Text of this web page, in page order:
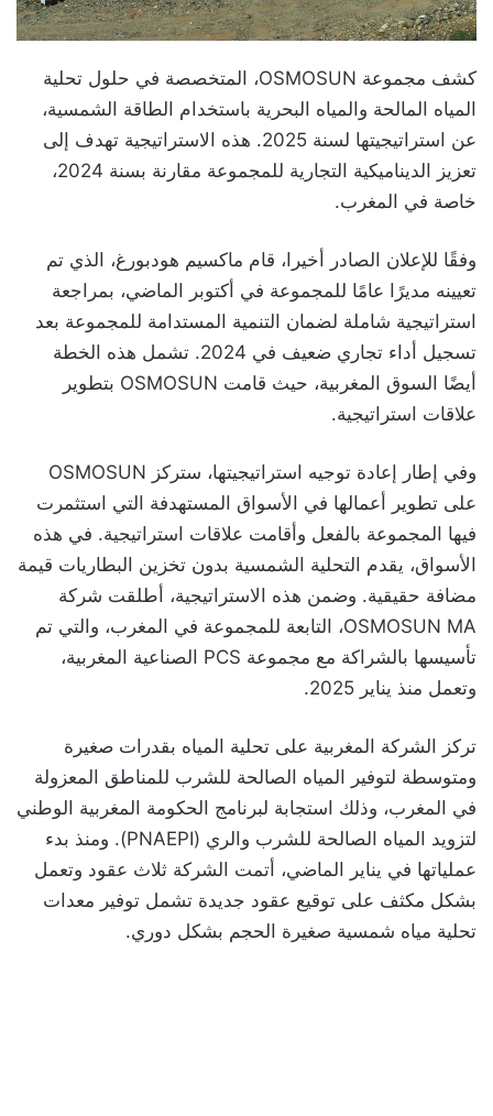
كشف مجموعة OSMOSUN، المتخصصة في حلول تحلية
المياه المالحة والمياه البحرية باستخدام الطاقة الشمسية،
عن استراتيجيتها لسنة 2025. هذه الاستراتيجية تهدف إلى
تعزيز الديناميكية التجارية للمجموعة مقارنة بسنة 2024،
خاصة في المغرب.
وفقًا للإعلان الصادر أخيرا، قام ماكسيم هودبورغ، الذي تم
تعيينه مديرًا عامًا للمجموعة في أكتوبر الماضي، بمراجعة
استراتيجية شاملة لضمان التنمية المستدامة للمجموعة بعد
تسجيل أداء تجاري ضعيف في 2024. تشمل هذه الخطة
أيضًا السوق المغربية، حيث قامت OSMOSUN بتطوير
علاقات استراتيجية.
وفي إطار إعادة توجيه استراتيجيتها، ستركز OSMOSUN
على تطوير أعمالها في الأسواق المستهدفة التي استثمرت
فيها المجموعة بالفعل وأقامت علاقات استراتيجية. في هذه
الأسواق، يقدم التحلية الشمسية بدون تخزين البطاريات قيمة
مضافة حقيقية. وضمن هذه الاستراتيجية، أطلقت شركة
OSMOSUN MA، التابعة للمجموعة في المغرب، والتي تم
تأسيسها بالشراكة مع مجموعة PCS الصناعية المغربية،
وتعمل منذ يناير 2025.
تركز الشركة المغربية على تحلية المياه بقدرات صغيرة
ومتوسطة لتوفير المياه الصالحة للشرب للمناطق المعزولة
في المغرب، وذلك استجابة لبرنامج الحكومة المغربية الوطني
لتزويد المياه الصالحة للشرب والري (PNAEPI). ومنذ بدء
عملياتها في يناير الماضي، أتمت الشركة ثلاث عقود وتعمل
بشكل مكثف على توقيع عقود جديدة تشمل توفير معدات
تحلية مياه شمسية صغيرة الحجم بشكل دوري.